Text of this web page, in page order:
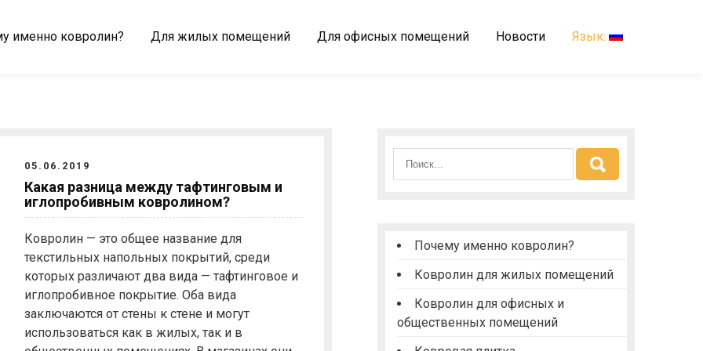
именно ковролин? Для жилых помещений Для офисных помещений Новости Язык:
05.06.2019
Какая разница между тафтинговым и
иглопробивным ковролином?
Ковролин — это общее название для
текстильных напольных покрытий, среди
которых различают два вида — тафтинговое и
иглопробивное покрытие. Оба вида
заключаются от стены к стене и могут
использоваться как в жилых, так и в
Почему именно ковролин?
Ковролин для жилых помещений
Ковролин для офисных и
общественных помещений